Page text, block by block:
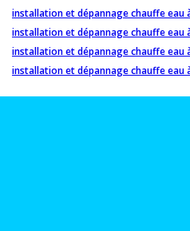
installation et dépannage chauffe eau
installation et dépannage chauffe eau
installation et dépannage chauffe eau
installation et dépannage chauffe eau